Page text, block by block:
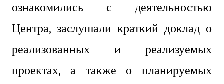
ознакомились с деятельностью
Центра, заслушали краткий доклад о
реализованных и реализуемых
проектах, а также о планируемых